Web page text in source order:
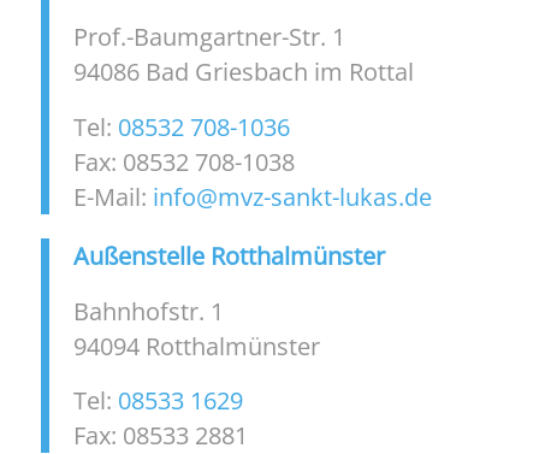
Prof.-Baumgartner-Str. 1
94086 Bad Griesbach im Rottal
Tel: 08532 708-1036
Fax: 08532 708-1038
E-Mail: info@mvz-sankt-lukas.de
Außenstelle Rotthalmünster
Bahnhofstr. 1
94094 Rotthalmünster
Tel: 08533 1629
Fax: 08533 2881